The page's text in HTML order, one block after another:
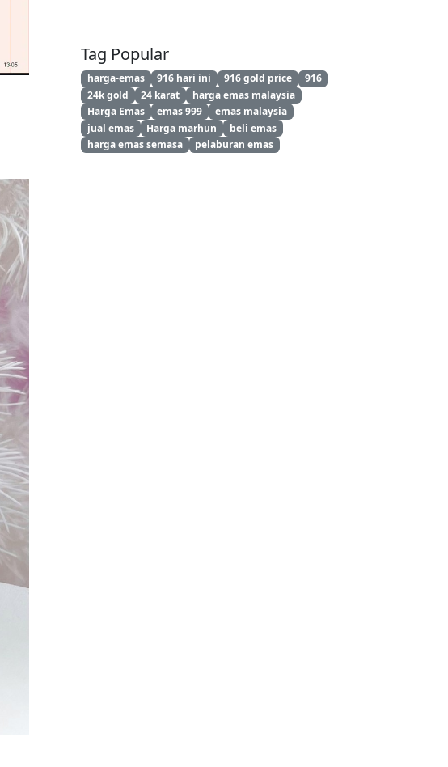
Tag Popular
harga-emas 916 hari ini 916 gold price
916
24k gold
24 karat
harga emas malaysia
Harga Emas
emas 999
emas malaysia
jual emas
Harga marhun
beli emas
harga emas semasa
pelaburan emas